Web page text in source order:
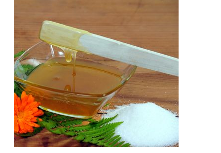
Эпиляция
воском
Шугаринг
Мужская
депиляция
Бикини-
О
компании
Мастера
Отзывы
Материалы
и
инструменты
ИНФОРМАЦИЯ
Фото
Видео
Вопросы-
ответы
Статьи
ВАЖНО
Подготовка
к
процедуре
эпиляции
воском
КОНТАКТЫ